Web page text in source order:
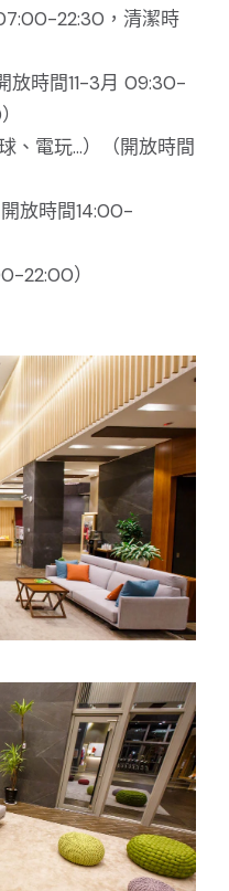
22:30，清潔時
放時間11-3月 09:30-
、電玩...）（開放時間
放時間14:00-
22:00）